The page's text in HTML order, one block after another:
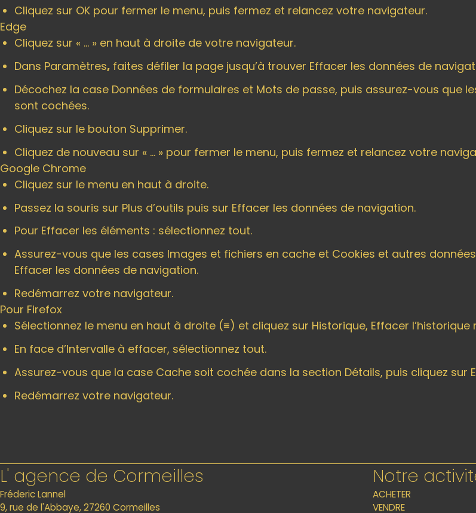
Cliquez sur OK pour fermer le menu, puis fermez et relancez votre navigateur.
Edge
Cliquez sur « … » en haut à droite de votre navigateur.
Dans Paramètres, faites défiler la page jusqu’à trouver Effacer les données de
Décochez la case Données de formulaires et Mots de passe, puis assurez-vous que
sont cochées.
Cliquez sur le bouton Supprimer.
Cliquez de nouveau sur « … » pour fermer le menu, puis fermez et relancez votre
Google Chrome
Cliquez sur le menu en haut à droite.
Passez la souris sur Plus d’outils puis sur Effacer les données de navigation.
Pour Effacer les éléments : sélectionnez tout.
Assurez-vous que les cases Images et fichiers en cache et Cookies et autres
Effacer les données de navigation.
Redémarrez votre navigateur.
Pour Firefox
Sélectionnez le menu en haut à droite (≡) et cliquez sur Historique, Effacer
En face d’Intervalle à effacer, sélectionnez tout.
Assurez-vous que la case Cache soit cochée dans la section Détails, puis cliquez sur
Redémarrez votre navigateur.
L' agence de Cormeilles
Fréderic Lannel
9, rue de l'Abbaye, 27260 Cormeilles
Notre
ACHETER
VENDRE